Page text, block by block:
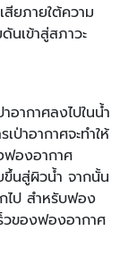
สียภายใต้ความ
เข้าสู่สภาวะ
อากาศลงไปในน้ำ
ป่าอากาศจะทำให้
ฟองอากาศ
นสู่ผิวน้ำ จากนั้น
ไป สำหรับฟอง
วของฟองอากาศ